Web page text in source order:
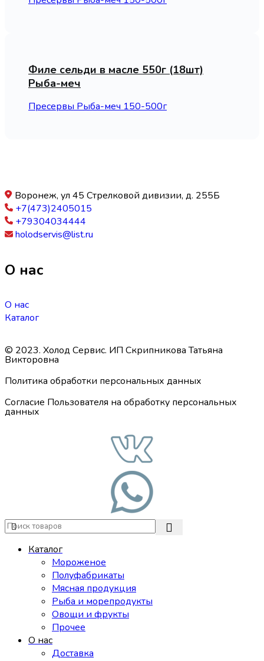
Филе сельди в масле 550г (18шт)
Рыба-меч
Пресервы Рыба-меч 150-500г
Воронеж, ул 45 Стрелковой дивизии, д. 255Б
+7(473)2405015
+79304034444
holodservis@list.ru
О нас
О нас
Каталог
© 2023. Холод Сервис. ИП Скрипникова Татьяна
Викторовна
Политика обработки персональных данных
Согласие Пользователя на обработку персональных
данных
Каталог
Мороженое
Полуфабрикаты
Мясная продукция
Рыба и морепродукты
Овощи и фрукты
Прочее
О нас
Доставка